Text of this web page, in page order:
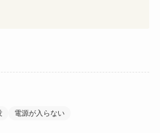
電源が入らない